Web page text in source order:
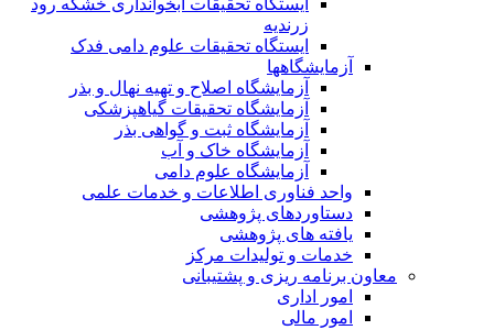
ایستگاه تحقیقات آبخوانداری خشکه رود
زرندیه
ایستگاه تحقیقات علوم دامی فدک
آزمایشگاهها
آزمایشگاه اصلاح و تهیه نهال و بذر
آزمایشگاه تحقیقات گیاهپزشکی
آزمایشگاه ثبت و گواهی بذر
آزمایشگاه خاک و آب
آزمایشگاه علوم دامی
واحد فناوری اطلاعات و خدمات علمی
دستاوردهای پژوهشی
یافته های پژوهشی
خدمات و تولیدات مرکز
معاون برنامه ریزی و پشتیبانی
امور اداری
امور مالی